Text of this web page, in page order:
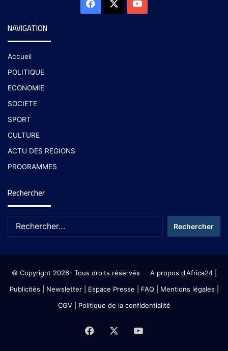
NAVIGATION
Accueil
POLITIQUE
ECONOMIE
SOCIETE
SPORT
CULTURE
ACTU DES REGIONS
PROGRAMMES
Rechercher
© Copyright 2026- Tous droits réservés A propos d'Africa24|
Publicités
Newsletter| Espace Presse | FAQ | Mentions légales
CGV| Politique de la confidentialité